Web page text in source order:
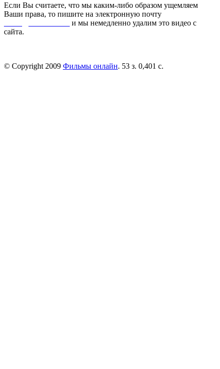
Если Вы считаете, что мы каким-либо образом ущемляем
Ваши права, то пишите на электронную почту
и мы немедленно удалим это видео с
сайта.
© Copyright 2009 Фильмы онлайн. 53 з. 0,401 с.